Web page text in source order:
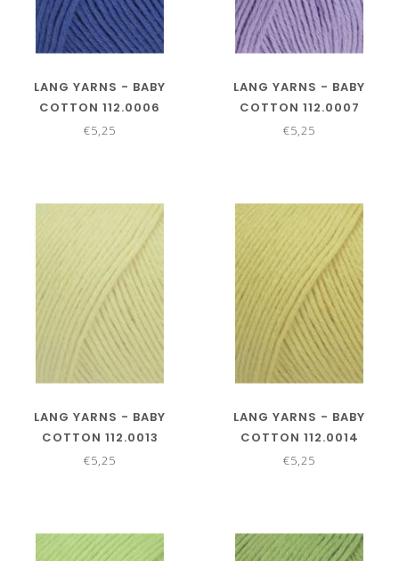
LANG YARNS - BABY
COTTON 112.0006
€5,25
LANG YARNS - BABY
COTTON 112.0007
€5,25
LANG YARNS - BABY
COTTON 112.0013
€5,25
LANG YARNS - BABY
COTTON 112.0014
€5,25